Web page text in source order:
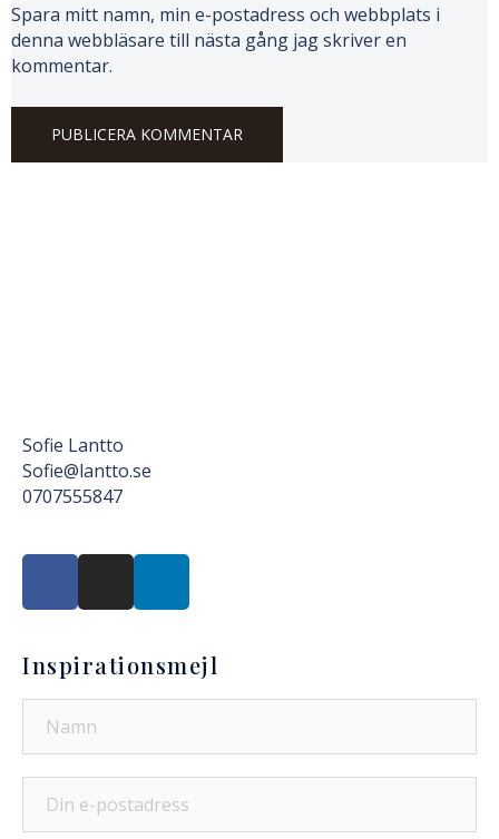
Spara mitt namn, min e-postadress och webbplats i
denna webbläsare till nästa gång jag skriver en
kommentar.
Sofie Lantto
Sofie@lantto.se
0707555847
Inspirationsmejl